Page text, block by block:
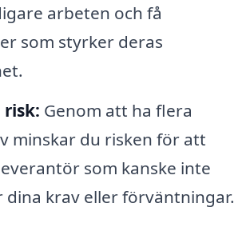
arbeten och få
som styrker deras
Genom att ha flera
minskar du risken för att
som kanske inte
dina krav eller förväntningar.